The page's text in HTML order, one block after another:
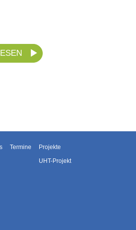
Termine
Projekte
UHT-Projekt